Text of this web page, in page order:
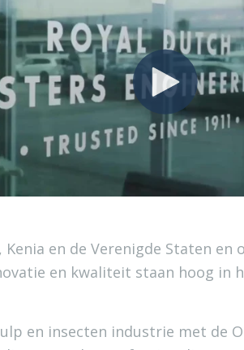
en de Verenigde Staten en
en kwaliteit staan hoog in
en insecten industrie met de